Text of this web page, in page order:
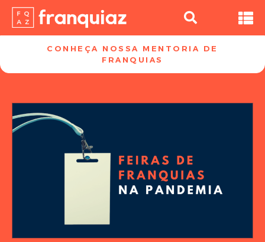
CONHEÇA NOSSA MENTORIA DE
FRANQUIAS​